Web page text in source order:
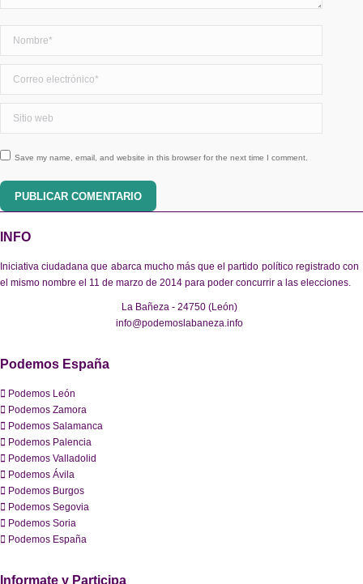
Save my name, email, and website in this browser for the next time I comment.
PUBLICAR COMENTARIO
INFO
Iniciativa ciudadana que abarca mucho más que el partido político registrado con
el mismo nombre el 11 de marzo de 2014 para poder concurrir a las elecciones.
La Bañeza - 24750 (León)
info@podemoslabaneza.info
Podemos España
Podemos León
Podemos Zamora
Podemos Salamanca
Podemos Palencia
Podemos Valladolid
Podemos Ávila
Podemos Burgos
Podemos Segovia
Podemos Soria
Podemos España
Informate y Participa